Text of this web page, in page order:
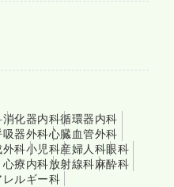
消化器内科循環器内科
吸器外科心臓血管外科
外科小児科産婦人科眼科
療内科放射線科麻酔科
レルギー科